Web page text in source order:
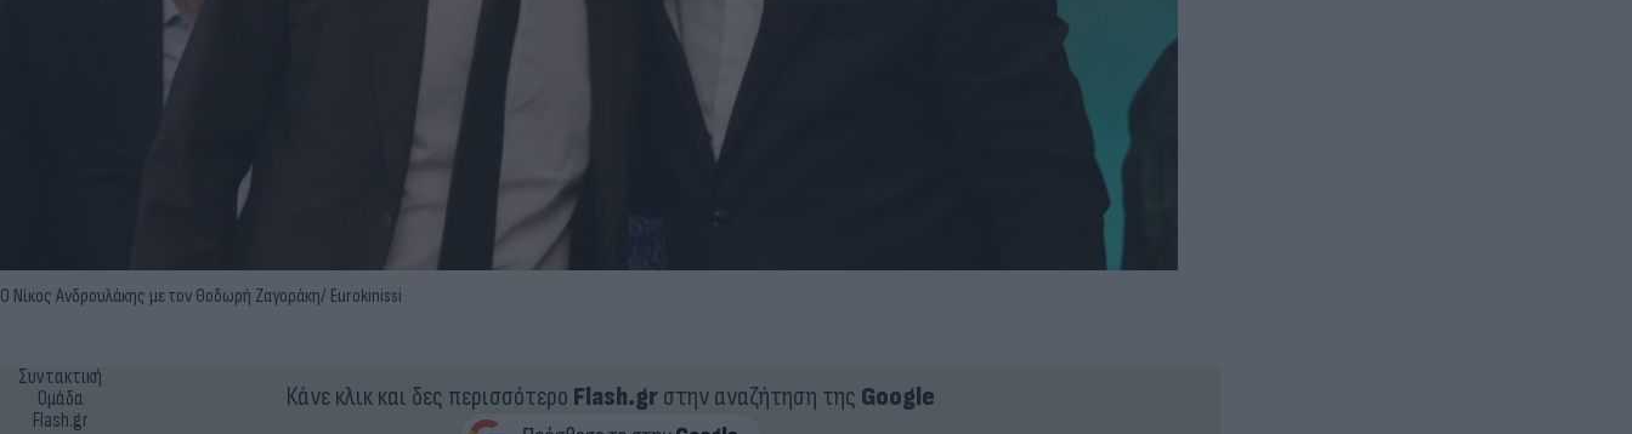
Ο Νίκος Ανδρουλάκης με τον Θοδωρή Ζαγοράκη/ Eurokinissi
Συντακτική
Ομάδα
Flash.gr
Κάνε κλικ και δες περισσότερο Flash.grστην αναζήτηση της Google